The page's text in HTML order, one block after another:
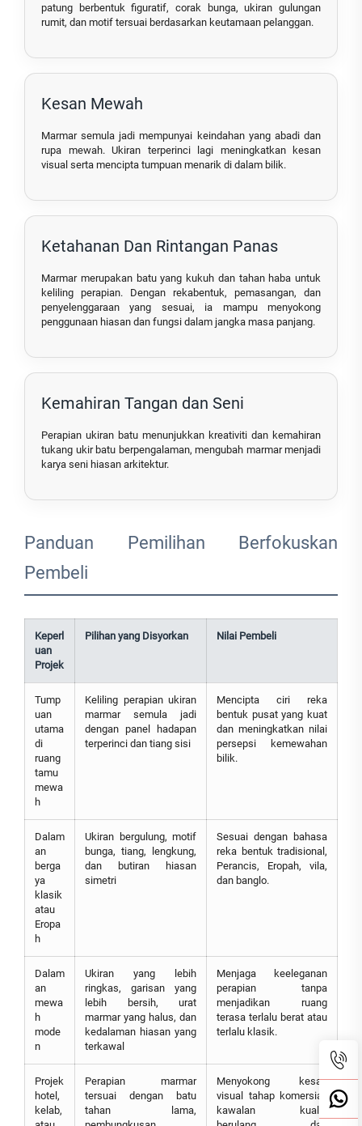
patung berbentuk figuratif, corak bunga, ukiran gulungan
rumit, dan motif tersuai berdasarkan keutamaan pelanggan.
Kesan Mewah
Marmar semula jadi mempunyai keindahan yang abadi dan
rupa mewah. Ukiran terperinci lagi meningkatkan kesan
visual serta mencipta tumpuan menarik di dalam bilik.
Ketahanan Dan Rintangan Panas
Marmar merupakan batu yang kukuh dan tahan haba untuk
keliling perapian. Dengan rekabentuk, pemasangan, dan
penyelenggaraan yang sesuai, ia mampu menyokong
penggunaan hiasan dan fungsi dalam jangka masa panjang.
Kemahiran Tangan dan Seni
Perapian ukiran batu menunjukkan kreativiti dan kemahiran
tukang ukir batu berpengalaman, mengubah marmar menjadi
karya seni hiasan arkitektur.
Panduan Pemilihan Berfokuskan
Pembeli
Keperl
uan
Projek
Pilihan yang Disyorkan Nilai Pembeli
Tump
uan
utama
di
ruang
tamu
mewa
h
Keliling perapian ukiran
marmar semula jadi
dengan panel hadapan
terperinci dan tiang sisi
Mencipta ciri reka
bentuk pusat yang kuat
dan meningkatkan nilai
persepsi kemewahan
bilik.
Dalam
an
berga
ya
klasik
atau
Eropa
h
Ukiran bergulung, motif
bunga, tiang, lengkung,
dan butiran hiasan
simetri
Sesuai dengan bahasa
reka bentuk tradisional,
Perancis, Eropah, vila,
dan banglo.
Dalam
an
mewa
h
mode
n
Ukiran yang lebih
ringkas, garisan yang
lebih bersih, urat
marmar yang halus, dan
kedalaman hiasan yang
terkawal
Menjaga keeleganan
perapian tanpa
menjadikan ruang
terasa terlalu berat atau
terlalu klasik.
Projek
hotel,
kelab,
Perapian marmar
tersuai dengan batu
tahan lama,
Menyokong kesan
visual tahap komersial,
kawalan kualiti